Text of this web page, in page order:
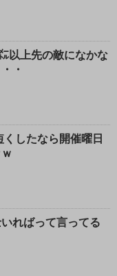
以上先の敵になかな
・
くしたなら開催曜日
ればって言ってる